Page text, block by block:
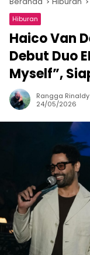
Hiburan
Haico Van
Debut Duo
Myself”,
Rangga Rinaldy
24/05/2026